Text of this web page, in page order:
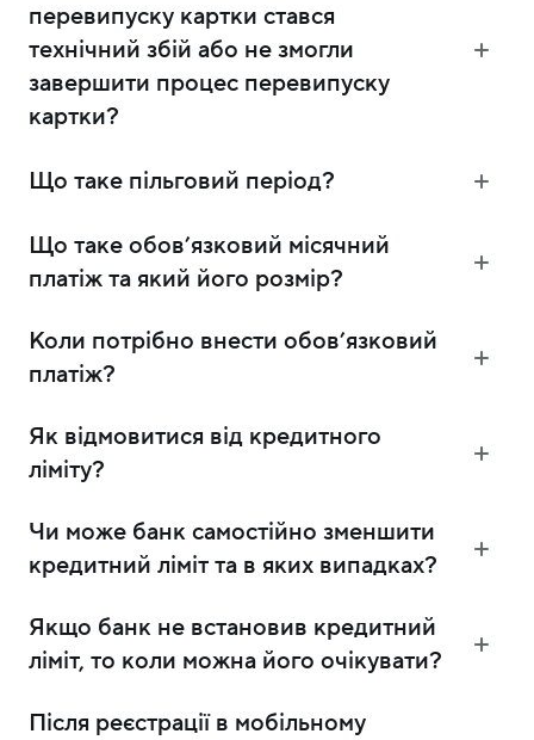
перевипуску картки стався
технічний збій або не змогли
завершити процес перевипуску
картки?
Що таке пільговий період?
Що таке обовʼязковий місячний
платіж та який його розмір?
Коли потрібно внести обовʼязковий
платіж?
Як відмовитися від кредитного
ліміту?
Чи може банк самостійно зменшити
кредитний ліміт та в яких випадках?
Якщо банк не встановив кредитний
ліміт, то коли можна його очікувати?
Після реєстрації в мобільному